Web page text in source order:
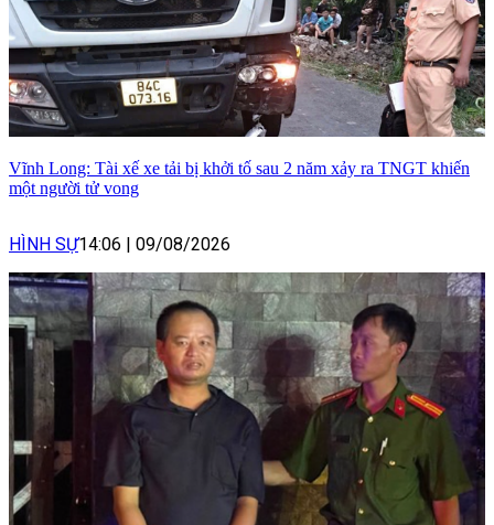
Vĩnh Long: Tài xế xe tải bị khởi tố sau 2 năm xảy ra TNGT khiến
một người tử vong
HÌNH SỰ14:06 09/08/2026